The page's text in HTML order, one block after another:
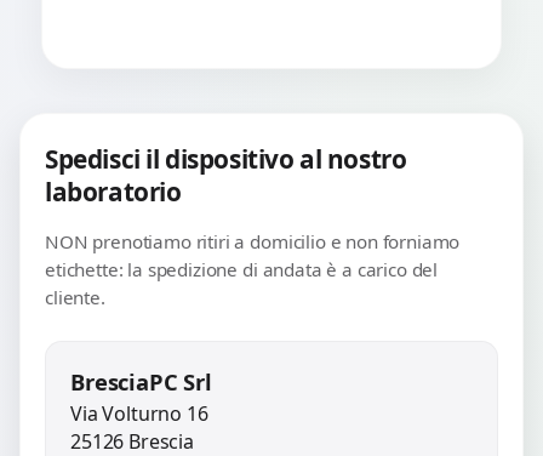
Spedisci il dispositivo al nostro
laboratorio
NON prenotiamo ritiri a domicilio e non forniamo
etichette: la spedizione di andata è a carico del
cliente.
BresciaPC Srl
Via Volturno 16
25126 Brescia